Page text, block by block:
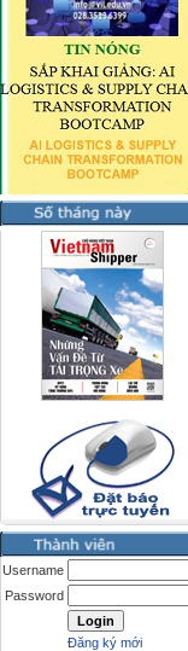
Username
Password
Đăng ký mới